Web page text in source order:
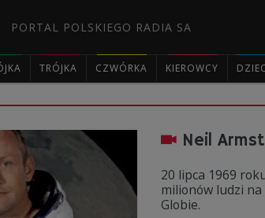
PORTAL POLSKIEGO RADIA SA
TRÓJKA CZWÓRKA KIEROWCY
Neil
20 lipca 1969
milionów ludzi na
Globie.